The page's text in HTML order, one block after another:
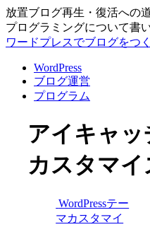
放置ブログ再生・復活への
プログラミングについて書
ワードプレスでブログをつ
WordPress
ブログ運営
プログラム
アイキャッ
カスタマイ
WordPressテー
マカスタマイ